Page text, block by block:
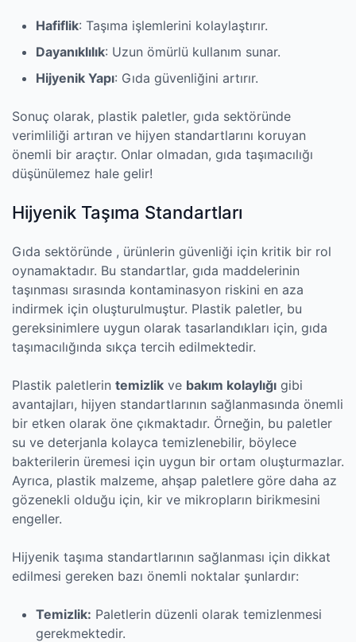
Hafiflik: Taşıma işlemlerini kolaylaştırır.
Dayanıklılık: Uzun ömürlü kullanım sunar.
Hijyenik Yapı: Gıda güvenliğini artırır.
Sonuç olarak, plastik paletler, gıda sektöründe
verimliliği artıran ve hijyen standartlarını koruyan
önemli bir araçtır. Onlar olmadan, gıda taşımacılığı
düşünülemez hale gelir!
Hijyenik Taşıma Standartları
Gıda sektöründe , ürünlerin güvenliği için kritik bir rol
oynamaktadır. Bu standartlar, gıda maddelerinin
taşınması sırasında kontaminasyon riskini en aza
indirmek için oluşturulmuştur. Plastik paletler, bu
gereksinimlere uygun olarak tasarlandıkları için, gıda
taşımacılığında sıkça tercih edilmektedir.
Plastik paletlerin temizlik ve bakım kolaylığı gibi
avantajları, hijyen standartlarının sağlanmasında önemli
bir etken olarak öne çıkmaktadır. Örneğin, bu paletler
su ve deterjanla kolayca temizlenebilir, böylece
bakterilerin üremesi için uygun bir ortam oluşturmazlar.
Ayrıca, plastik malzeme, ahşap paletlere göre daha az
gözenekli olduğu için, kir ve mikropların birikmesini
engeller.
Hijyenik taşıma standartlarının sağlanması için dikkat
edilmesi gereken bazı önemli noktalar şunlardır:
Temizlik: Paletlerin düzenli olarak temizlenmesi
gerekmektedir.